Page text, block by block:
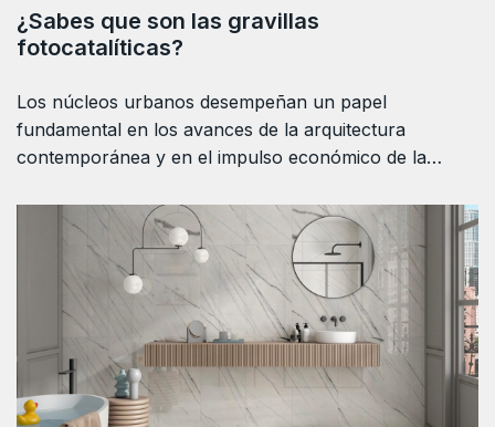
¿Sabes que son las gravillas
fotocatalíticas?
Los núcleos urbanos desempeñan un papel
fundamental en los avances de la arquitectura
contemporánea y en el impulso económico de la…